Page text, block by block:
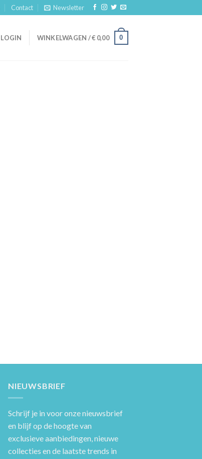
Contact Newsletter
LOGIN WINKELWAGEN /€ 0,00 0
NIEUWSBRIEF
Schrijf je in voor onze nieuwsbrief
en blijf op de hoogte van
exclusieve aanbiedingen, nieuwe
collecties en de laatste trends in